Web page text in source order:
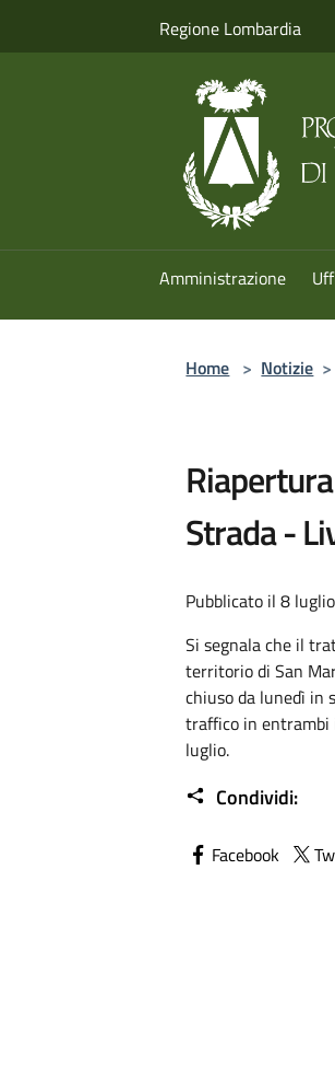
Regione Lombardia
Amministrazione
Home > Notizie >
Strada -
Pubblicato il 8
Si segnala che il
territorio di San
chiuso da lunedì in
traffico in entrambi
luglio.
Condividi:
Facebook